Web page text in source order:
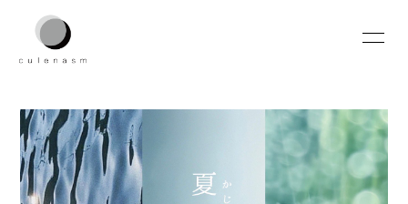
SCHEDULE PROFILE
VIDEO DISCOGRAPHY